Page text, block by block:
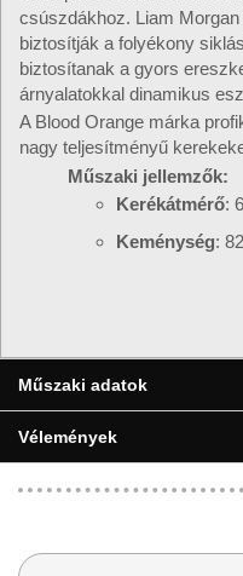
csúszdákhoz. Liam
biztosítják a folyékony
biztosítanak a gyors
árnyalatokkal dinamikus
A Blood Orange márka
nagy teljesítményű
Műszaki jellemzők:
Kerékátmérő:
Keménység:
Műszaki adatok
Vélemények